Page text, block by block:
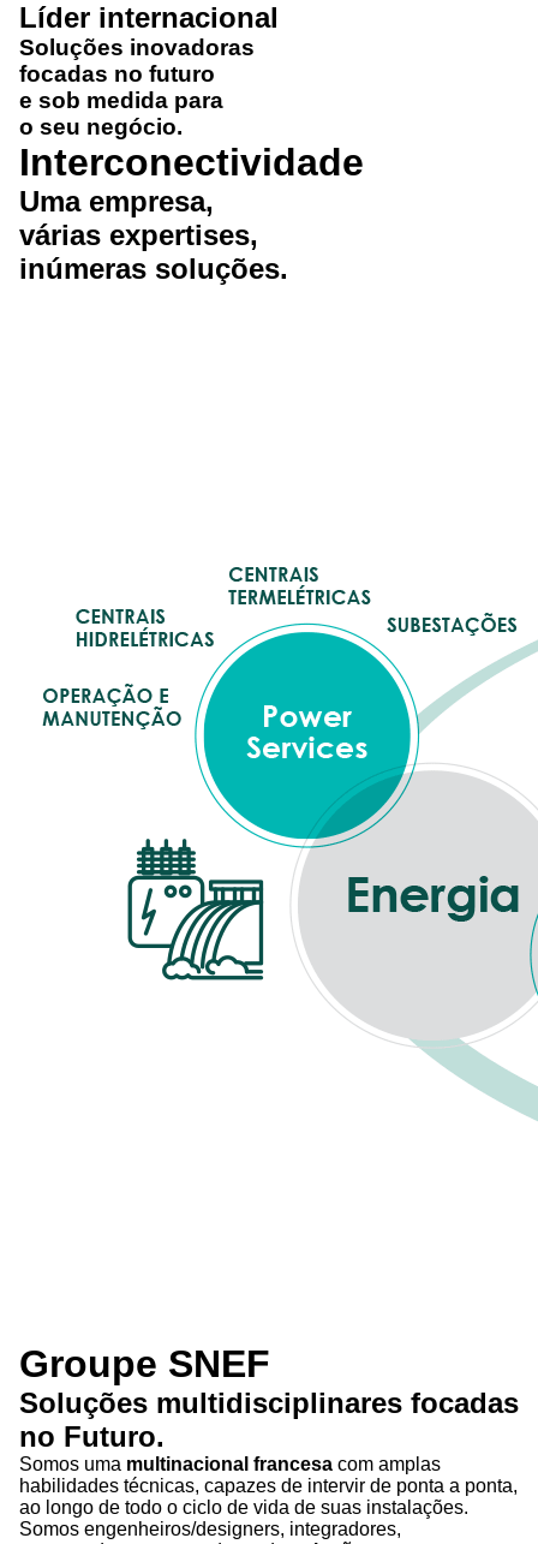
Líder internacional
Soluções inovadoras
focadas no futuro
e sob medida para
o seu negócio.
Interconectividade
Uma empresa,
várias expertises,
inúmeras soluções.
Groupe SNEF
Soluções multidisciplinares focadas
no Futuro.
Somos uma multinacional francesa com amplas
habilidades técnicas, capazes de intervir de ponta a ponta,
ao longo de todo o ciclo de vida de suas instalações.
Somos engenheiros/designers, integradores,